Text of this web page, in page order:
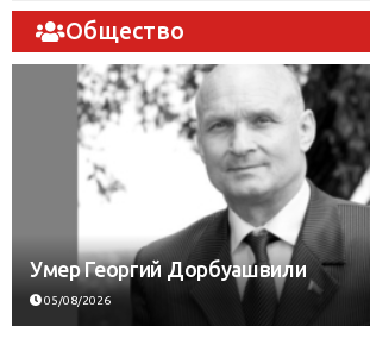
Общество
Умер Георгий Дорбуашвили
05/08/2026